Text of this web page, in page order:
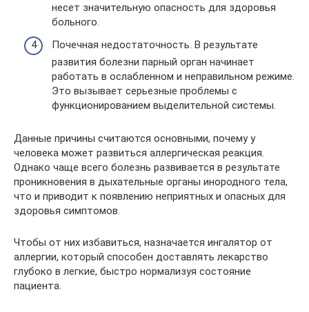
несет значительную опасность для здоровья
больного.
Почечная недостаточность. В результате
развития болезни парный орган начинает
работать в ослабленном и неправильном режиме.
Это вызывает серьезные проблемы с
функционированием выделительной системы.
Данные причины считаются основными, почему у
человека может развиться аллергическая реакция.
Однако чаще всего болезнь развивается в результате
проникновения в дыхательные органы инородного тела,
что и приводит к появлению неприятных и опасных для
здоровья симптомов.
Чтобы от них избавиться, назначается ингалятор от
аллергии, который способен доставлять лекарство
глубоко в легкие, быстро нормализуя состояние
пациента.